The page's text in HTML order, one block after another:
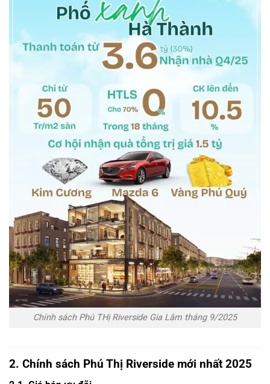
Chính sách Phú THị Riverside Gia Lâm tháng 9/2025
2. Chính sách Phú Thị Riverside mới nhất 2025